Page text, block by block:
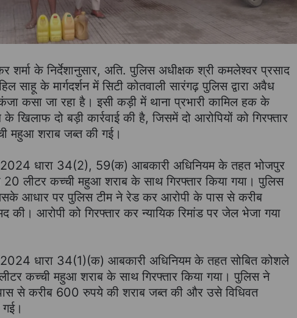
शर्मा के निर्देशानुसार, अति. पुलिस अधीक्षक श्री कमलेश्वर प्रसाद
साहू के मार्गदर्शन में सिटी कोतवाली सारंगढ़ पुलिस द्वारा अवैध
कसा जा रहा है। इसी कड़ी में थाना प्रभारी कामिल हक के
दो बड़ी कार्रवाई की है, जिसमें दो आरोपियों को गिरफ्तार
महुआ शराब जब्त की गई।
2024 धारा 34(2), 59(क) आबकारी अधिनियम के तहत भोजपुर
20 लीटर कच्ची महुआ शराब के साथ गिरफ्तार किया गया। पुलिस
आधार पर पुलिस टीम ने रेड कर आरोपी के पास से करीब
की। आरोपी को गिरफ्तार कर न्यायिक रिमांड पर जेल भेजा गया
धारा 34(1)(क) आबकारी अधिनियम के तहत सोबित कोशले
कच्ची महुआ शराब के साथ गिरफ्तार किया गया। पुलिस ने
से करीब 600 रुपये की शराब जब्त की और उसे विधिवत